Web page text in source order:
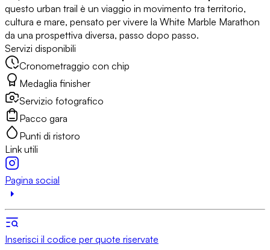
questo urban trail è un viaggio in movimento tra territorio,
cultura e mare, pensato per vivere la White Marble Marathon
da una prospettiva diversa, passo dopo passo.
Servizi disponibili
Cronometraggio con chip
Medaglia finisher
Servizio fotografico
Pacco gara
Punti di ristoro
Link utili
Pagina social
Inserisci il codice per quote riservate